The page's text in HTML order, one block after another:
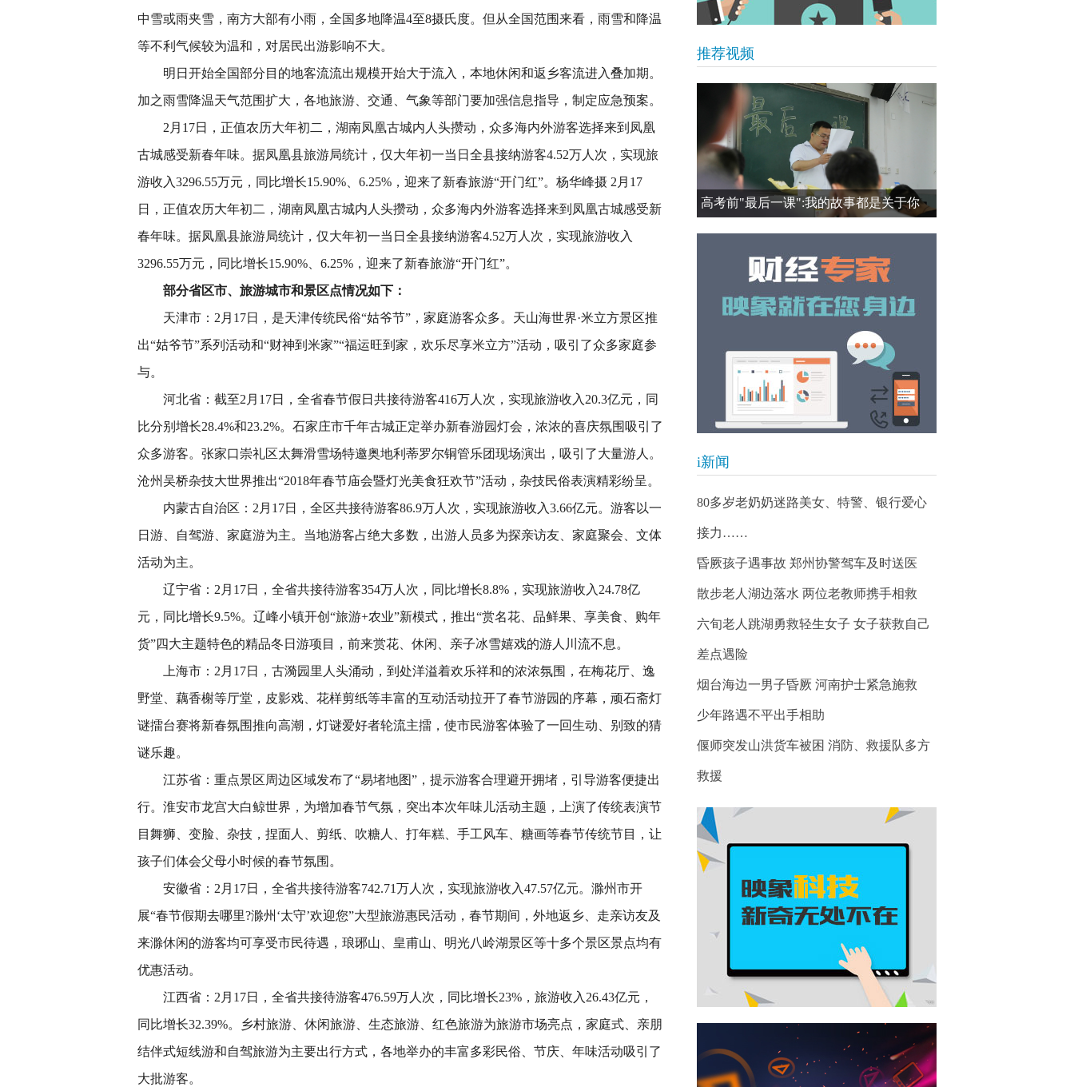
中雪或雨夹雪，南方大部有小雨，全国多地降温4至8摄氏度。但从全国范围来看，雨雪和降温
等不利气候较为温和，对居民出游影响不大。
明日开始全国部分目的地客流流出规模开始大于流入，本地休闲和返乡客流进入叠加期。
加之雨雪降温天气范围扩大，各地旅游、交通、气象等部门要加强信息指导，制定应急预案。
2月17日，正值农历大年初二，湖南凤凰古城内人头攒动，众多海内外游客选择来到凤凰
古城感受新春年味。据凤凰县旅游局统计，仅大年初一当日全县接纳游客4.52万人次，实现旅
游收入3296.55万元，同比增长15.90%、6.25%，迎来了新春旅游“开门红”。杨华峰摄 2月17
日，正值农历大年初二，湖南凤凰古城内人头攒动，众多海内外游客选择来到凤凰古城感受新
春年味。据凤凰县旅游局统计，仅大年初一当日全县接纳游客4.52万人次，实现旅游收入
3296.55万元，同比增长15.90%、6.25%，迎来了新春旅游“开门红”。
部分省区市、旅游城市和景区点情况如下：
天津市：2月17日，是天津传统民俗“姑爷节”，家庭游客众多。天山海世界·米立方景区推
出“姑爷节”系列活动和“财神到米家”“福运旺到家，欢乐尽享米立方”活动，吸引了众多家庭参
与。
河北省：截至2月17日，全省春节假日共接待游客416万人次，实现旅游收入20.3亿元，同
比分别增长28.4%和23.2%。石家庄市千年古城正定举办新春游园灯会，浓浓的喜庆氛围吸引了
众多游客。张家口崇礼区太舞滑雪场特邀奥地利蒂罗尔铜管乐团现场演出，吸引了大量游人。
沧州吴桥杂技大世界推出“2018年春节庙会暨灯光美食狂欢节”活动，杂技民俗表演精彩纷呈。
内蒙古自治区：2月17日，全区共接待游客86.9万人次，实现旅游收入3.66亿元。游客以一
日游、自驾游、家庭游为主。当地游客占绝大多数，出游人员多为探亲访友、家庭聚会、文体
活动为主。
辽宁省：2月17日，全省共接待游客354万人次，同比增长8.8%，实现旅游收入24.78亿
元，同比增长9.5%。辽峰小镇开创“旅游+农业”新模式，推出“赏名花、品鲜果、享美食、购年
货”四大主题特色的精品冬日游项目，前来赏花、休闲、亲子冰雪嬉戏的游人川流不息。
上海市：2月17日，古漪园里人头涌动，到处洋溢着欢乐祥和的浓浓氛围，在梅花厅、逸
野堂、藕香榭等厅堂，皮影戏、花样剪纸等丰富的互动活动拉开了春节游园的序幕，顽石斋灯
谜擂台赛将新春氛围推向高潮，灯谜爱好者轮流主擂，使市民游客体验了一回生动、别致的猜
谜乐趣。
江苏省：重点景区周边区域发布了“易堵地图”，提示游客合理避开拥堵，引导游客便捷出
行。淮安市龙宫大白鲸世界，为增加春节气氛，突出本次年味儿活动主题，上演了传统表演节
目舞狮、变脸、杂技，捏面人、剪纸、吹糖人、打年糕、手工风车、糖画等春节传统节目，让
孩子们体会父母小时候的春节氛围。
安徽省：2月17日，全省共接待游客742.71万人次，实现旅游收入47.57亿元。滁州市开
展“春节假期去哪里?滁州‘太守’欢迎您”大型旅游惠民活动，春节期间，外地返乡、走亲访友及
来滁休闲的游客均可享受市民待遇，琅琊山、皇甫山、明光八岭湖景区等十多个景区景点均有
优惠活动。
江西省：2月17日，全省共接待游客476.59万人次，同比增长23%，旅游收入26.43亿元，
同比增长32.39%。乡村旅游、休闲旅游、生态旅游、红色旅游为旅游市场亮点，家庭式、亲朋
结伴式短线游和自驾旅游为主要出行方式，各地举办的丰富多彩民俗、节庆、年味活动吸引了
大批游客。
推荐视频
高考前"最后一课":我的故事都是关于你
i新闻
80多岁老奶奶迷路美女、特警、银行爱心
接力……
昏厥孩子遇事故 郑州协警驾车及时送医
散步老人湖边落水 两位老教师携手相救
六旬老人跳湖勇救轻生女子 女子获救自己
差点遇险
烟台海边一男子昏厥 河南护士紧急施救
少年路遇不平出手相助
偃师突发山洪货车被困 消防、救援队多方
救援